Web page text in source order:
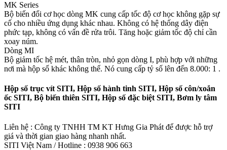
MK Series
Bộ biến đổi cơ học dòng MK cung cấp tốc độ cơ học không gặp sự
cố cho nhiều ứng dụng khác nhau. Không có hệ thống dây điện
phức tạp, không có vấn đề rửa trôi. Tăng hoặc giảm tốc độ chỉ cần
xoay núm.
Dòng MI
Bộ giảm tốc hệ mét, thân tròn, nhỏ gọn dòng I, phù hợp với những
nơi mà hộp số khác không thể. Nó cung cấp tỷ số lên đến 8.000: 1 .
Hộp số trục vít SITI, Hộp số hành tinh SITI, Hộp số côn/xoắn
ốc SITI, Bộ biến thiên SITI, Hộp số đặc biệt SITI, Bơm ly tâm
SITI
Liên hệ : Công ty TNHH TM KT Hưng Gia Phát để được hỗ trợ
giá và thời gian giao hàng nhanh nhất.
SITI Việt Nam / Hotline : 0938 906 663